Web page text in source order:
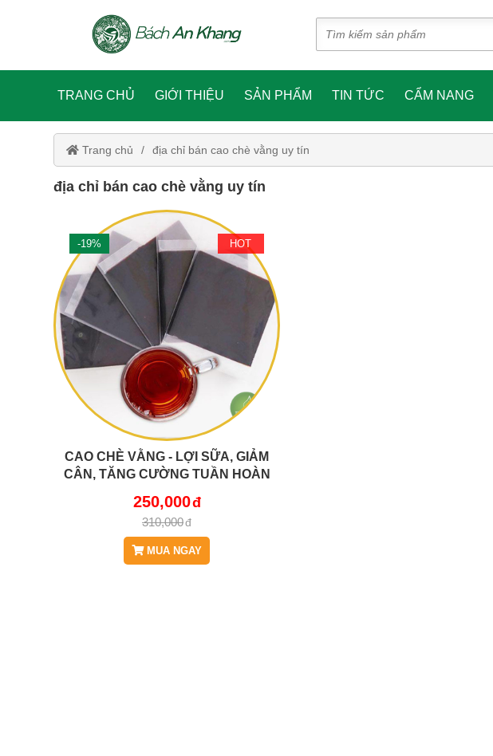
TRANG CHỦ GIỚI THIỆU SẢN PHẨM TIN TỨC CẨM NANG
Trang chủ địa chỉ bán cao chè vằng uy tín
địa chỉ bán cao chè vằng uy tín
-19% HOT
CAO CHÈ VẰNG - LỢI SỮA, GIẢM
CÂN, TĂNG CƯỜNG TUẦN HOÀN
ÁP, TIỂU ĐƯỜNG JD101
CAOCHEVANG
250,000
310,000
MUA NGAY